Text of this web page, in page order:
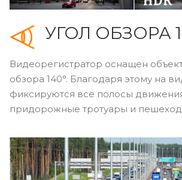
УГОЛ ОБЗОРА
Видеорегистратор оснащен
обзора 140°. Благодаря этому на
фиксируются все полосы
придорожные тротуары и